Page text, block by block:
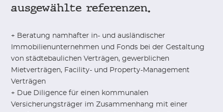
ausgewählte referenzen.
+ Beratung namhafter in- und ausländischer
Immobilienunternehmen und Fonds bei der Gestaltung
von städtebaulichen Verträgen, gewerblichen
Mietverträgen, Facility- und Property-Management
Verträgen
+ Due Diligence für einen kommunalen
Versicherungsträger im Zusammenhang mit einer